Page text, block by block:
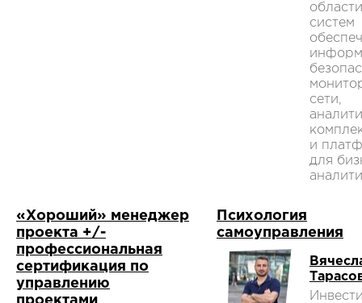
области
систем
сети,
и
для
«Хороший» менеджер
проекта +/-
профессиональная
сертификация по
управлению
Психология
самоуправления